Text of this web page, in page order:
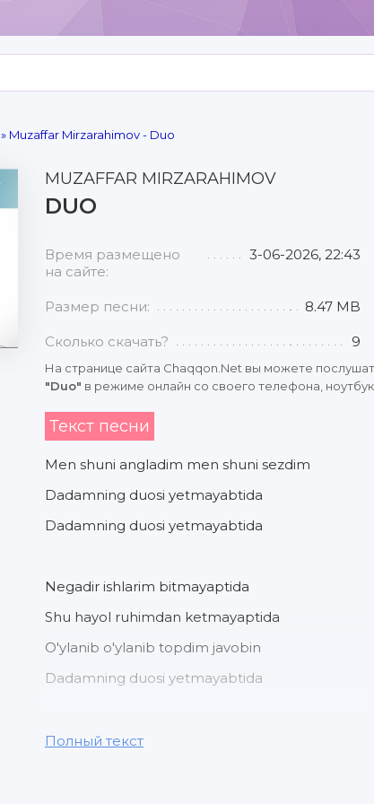
» Muzaffar Mirzarahimov - Duo
MUZAFFAR MIRZARAHIMOV
DUO
Время размещено
на сайте:
3-06-2026, 22:43
Размер песни: 8.47 MB
Сколько скачать? 9
На странице сайта Chaqqon.Net вы можете
"Duo" в режиме онлайн со своего телефона,
Текст песни
Men shuni angladim men shuni sezdim
Dadamning duosi yetmayabtida
Dadamning duosi yetmayabtida
Negadir ishlarim bitmayaptida
Shu hayol ruhimdan ketmayaptida
O'ylanib o'ylanib topdim javobin
Dadamning duosi yetmayabtida
Negadir ishlarim bitmayaptida
Полный текст